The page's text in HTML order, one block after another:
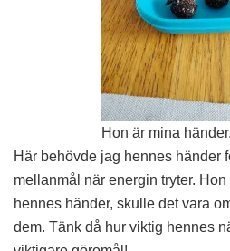
Hon är mina händer.
Här behövde jag hennes händer
mellanmål när energin tryter.
hennes händer, skulle det vara
dem. Tänk då hur viktig hennes